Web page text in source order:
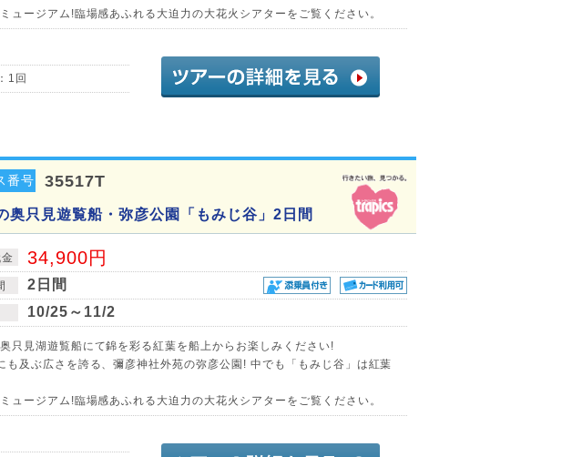
ュージアム!臨場感あふれる大迫力の大花火シアターをご覧ください。
1回
番号 35517T
奥只見遊覧船・弥彦公園「もみじ谷」2日間
34,900円
2日間
10/25～11/2
奥只見湖遊覧船にて錦を彩る紅葉を船上からお楽しみください!
も及ぶ広さを誇る、彌彦神社外苑の弥彦公園! 中でも「もみじ谷」は紅葉
ュージアム!臨場感あふれる大迫力の大花火シアターをご覧ください。